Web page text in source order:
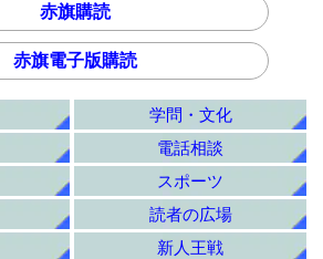
赤旗購読
赤旗電子版購読
学問・文化
電話相談
スポーツ
読者の広場
新人王戦